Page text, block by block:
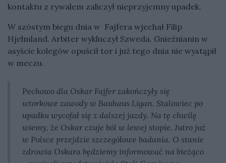
kontaktu z rywalem zaliczył nieprzyjemny upadek.
W szóstym biegu dnia w Fajfera wjechał Filip
Hjelmland. Arbiter wykluczył Szweda. Gnieźnianin w
asyście kolegów opuścił tor i już tego dnia nie wystąpił
w meczu.
Pechowo dla Oskar Fajfer zakończyły się
wtorkowe zawody w Bauhaus Ligan. Stalowiec po
upadku wycofał się z dalszej jazdy. Na tę chwilę
wiemy, że Oskar czuje ból w lewej stopie. Jutro już
w Polsce przejdzie szczegółowe badania. O stanie
zdrowia Oskara będziemy informować na bieżąco